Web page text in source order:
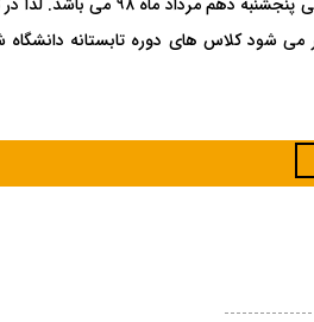
شود کلاس های دوره تابستانه دانشگاه